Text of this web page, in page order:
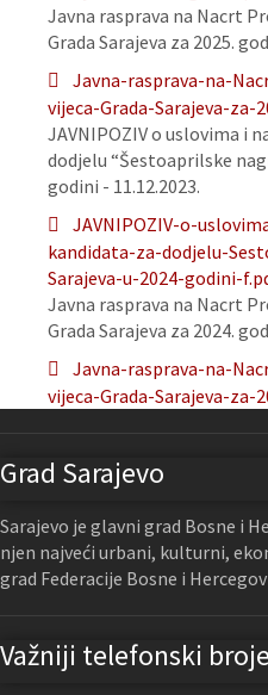
Javna rasprava na Nacrt
Grada Sarajeva za 2025.
Javna-rasprava-na-
vijeca-Grada-Sarajeva-za-
JAVNIPOZIV o uslovima i
dodjelu “Šestoaprilske
godini - 11.12.2023.
JAVNIPOZIV-o-
kandidata-za-dodjelu-
Sarajeva-u-2024-godini-
Javna rasprava na Nacrt
Grada Sarajeva za 2024.
Javna-rasprava-na-
vijeca-Grada-Sarajeva-za-
Grad Sarajevo
Sarajevo je glavni grad Bosne i
njen najveći urbani, kulturni,
grad Federacije Bosne i
Važniji telefonski